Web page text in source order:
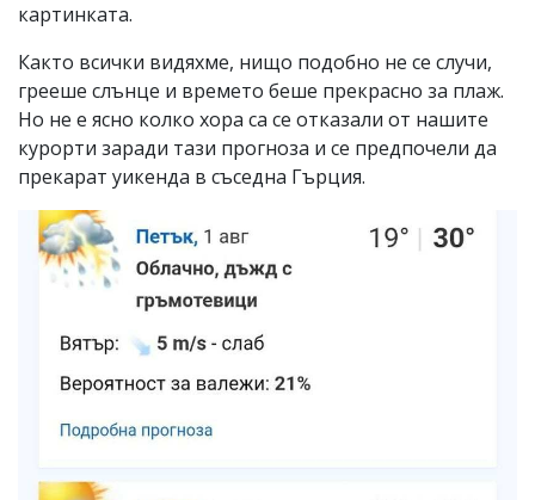
картинката.
Както всички видяхме, нищо подобно не се случи,
грееше слънце и времето беше прекрасно за плаж.
Но не е ясно колко хора са се отказали от нашите
курорти заради тази прогноза и се предпочели да
прекарат уикенда в съседна Гърция.